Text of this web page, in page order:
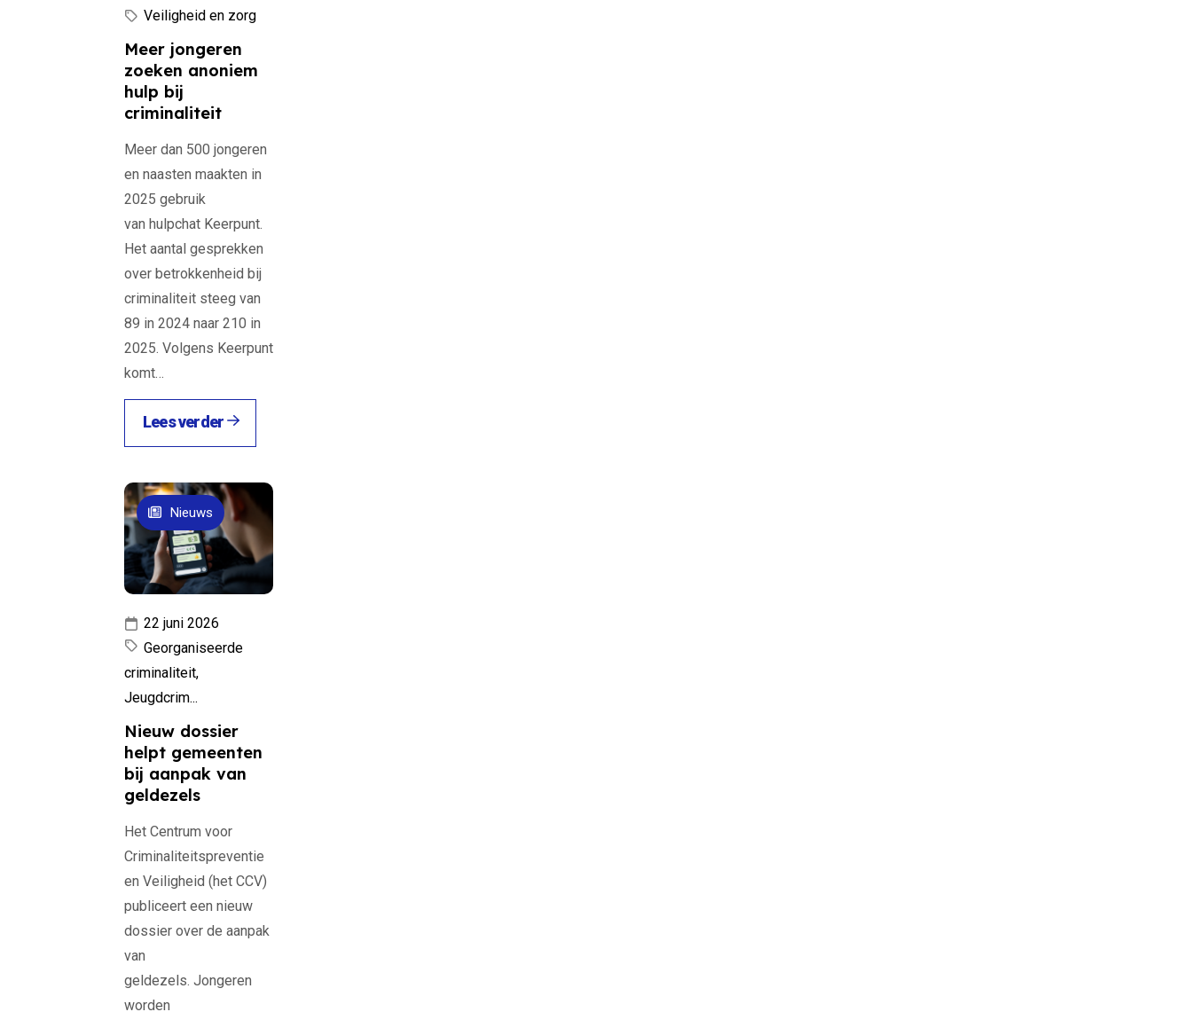
Meer jongeren
zoeken anoniem
hulp bij
criminaliteit
Meer dan 500 jongeren
en naasten maakten in
2025 gebruik
van hulpchat Keerpunt.
Het aantal gesprekken
over betrokkenheid bij
criminaliteit steeg van
89 in 2024 naar 210 in
2025. Volgens Keerpunt
komt…
Veiligheid en zorg
Lees verder
Nieuw dossier
helpt gemeenten
bij aanpak van
geldezels
Het Centrum voor
Criminaliteitspreventie
en Veiligheid (het CCV)
publiceert een nieuw
dossier over de aanpak
van
geldezels. Jongeren
worden
22 juni 2026
Georganiseerde
criminaliteit,
Jeugdcrim...
Nieuws